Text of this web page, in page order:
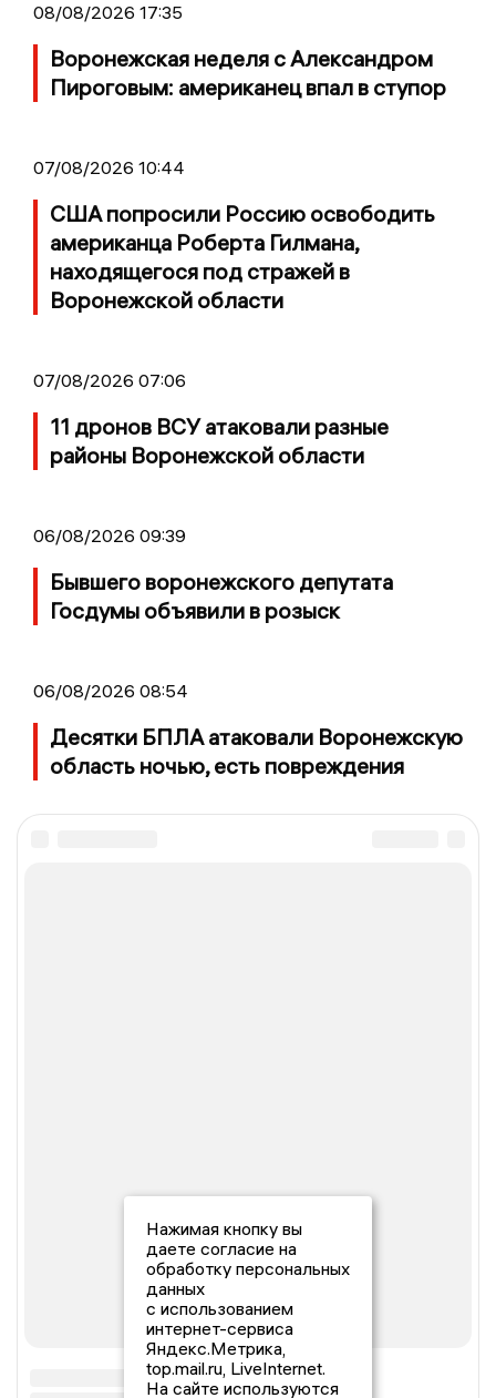
08/08/2026 17:35
Воронежская неделя с Александром
Пироговым: американец впал в ступор
07/08/2026 10:44
США попросили Россию освободить
американца Роберта Гилмана,
находящегося под стражей в
Воронежской области
07/08/2026 07:06
11 дронов ВСУ атаковали разные
районы Воронежской области
06/08/2026 09:39
Бывшего воронежского депутата
Госдумы объявили в розыск
06/08/2026 08:54
Десятки БПЛА атаковали Воронежскую
область ночью, есть повреждения
Нажимая кнопку вы
даете согласие на
обработку персональных
данных
с использованием
интернет-сервиса
Яндекс.Метрика,
top.mail.ru, LiveInternet.
На сайте используются